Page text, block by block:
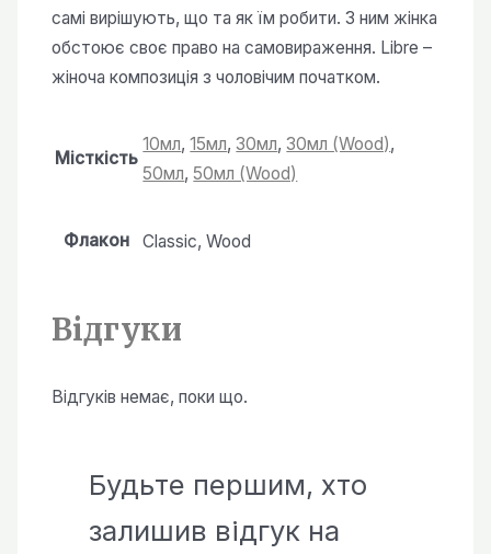
самі вирішують, що та як їм робити. З ним жінка
обстоює своє право на самовираження. Libre –
жіноча композиція з чоловічим початком.
Місткість
10мл,15мл,30мл,30мл (Wood),
50мл, 50мл (Wood)
Флакон Classic, Wood
Відгуки
Відгуків немає, поки що.
Будьте першим, хто
залишив відгук на